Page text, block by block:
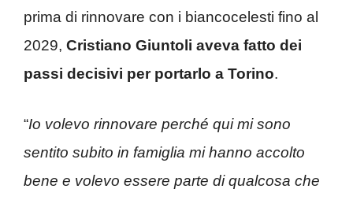
prima di rinnovare con i biancocelesti fino al
2029, Cristiano Giuntoli aveva fatto dei
passi decisivi per portarlo a Torino.
“Io volevo rinnovare perché qui mi sono
sentito subito in famiglia mi hanno accolto
bene e volevo essere parte di qualcosa che